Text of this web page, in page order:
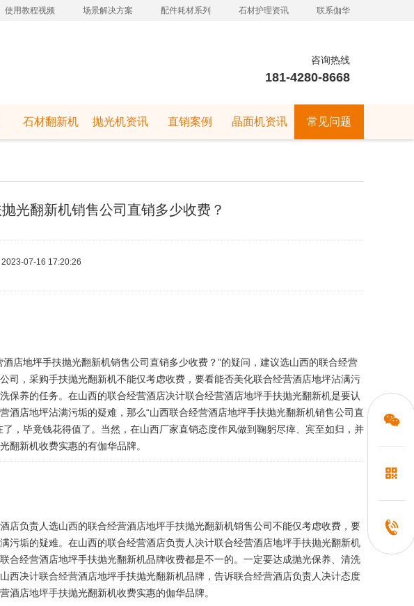
使用教程视频 场景解决方案 配件耗材系列 石材护理资讯 联系伽华
咨询热线
181-4280-8668
石材翻新机 抛光机资讯 直销案例 晶面机资讯 常见问题
光翻新机销售公司直销多少收费？
07-16 17:20:26
酒店地坪手扶抛光翻新机销售公司直销多少收费？”的疑问，建议选山西的联合经营
司，采购手扶抛光翻新机不能仅考虑收费，要看能否美化联合经营酒店地坪沾满污
保养的任务。在山西的联合经营酒店决计联合经营酒店地坪手扶抛光翻新机是要认
酒店地坪沾满污垢的疑难，那么“山西联合经营酒店地坪手扶抛光翻新机销售公司直
了，毕竟钱花得值了。当然，在山西厂家直销态度作风做到鞠躬尽瘁、宾至如归，并
翻新机收费实惠的有伽华品牌。
店负责人选山西的联合经营酒店地坪手扶抛光翻新机销售公司不能仅考虑收费，要
污垢的疑难。在山西的联合经营酒店负责人决计联合经营酒店地坪手扶抛光翻新机
合经营酒店地坪手扶抛光翻新机品牌收费都是不一的。一定要达成抛光保养、清洗
西决计联合经营酒店地坪手扶抛光翻新机品牌，告诉联合经营酒店负责人决计态度
酒店地坪手扶抛光翻新机收费实惠的伽华品牌。